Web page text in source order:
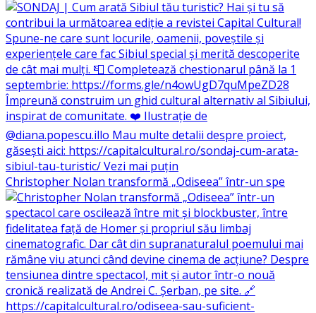
Christopher Nolan transformă „Odiseea” într-un spe